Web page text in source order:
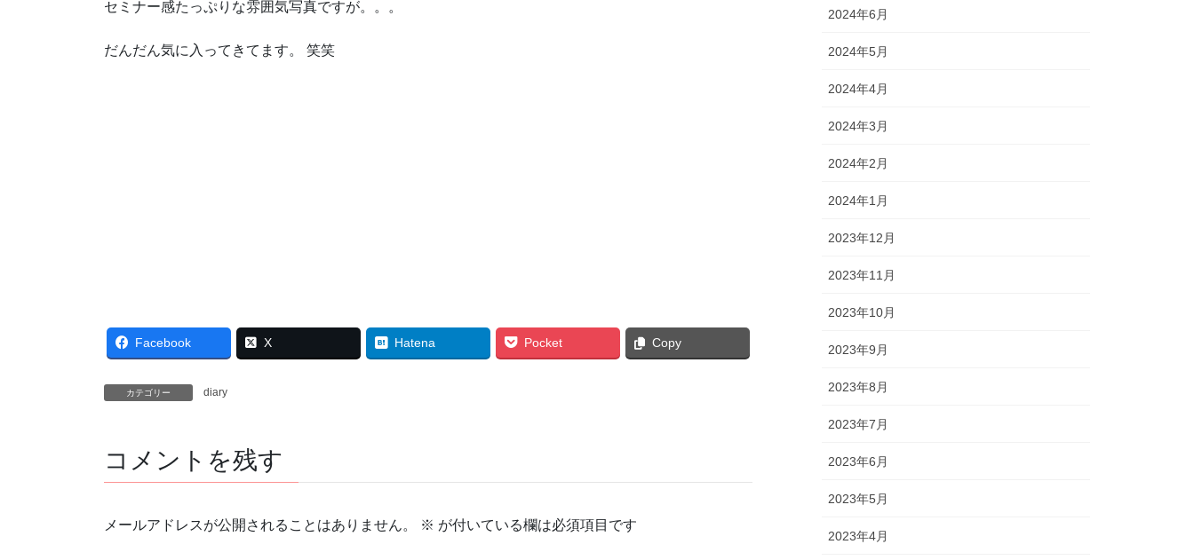
セミナー感たっぷりな雰囲気写真ですが。。。
だんだん気に入ってきてます。 笑笑
Facebook X Hatena Pocket Copy
カテゴリー diary
コメントを残す
メールアドレスが公開されることはありません。 ※ が付いている欄は必須項目です
2024年6月
2024年5月
2024年4月
2024年3月
2024年2月
2024年1月
2023年12月
2023年11月
2023年10月
2023年9月
2023年8月
2023年7月
2023年6月
2023年5月
2023年4月